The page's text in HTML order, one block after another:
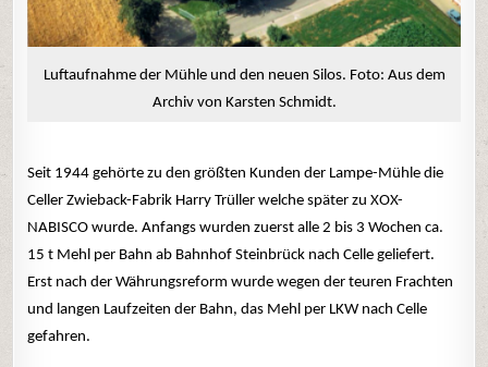
Luftaufnahme der Mühle und den neuen Silos. Foto: Aus dem
Archiv von Karsten Schmidt.
Seit 1944 gehörte zu den größten Kunden der Lampe-Mühle die
Celler Zwieback-Fabrik Harry Trüller welche später zu XOX-
NABISCO wurde. Anfangs wurden zuerst alle 2 bis 3 Wochen ca.
15 t Mehl per Bahn ab Bahnhof Steinbrück nach Celle geliefert.
Erst nach der Währungsreform wurde wegen der teuren Frachten
und langen Laufzeiten der Bahn, das Mehl per LKW nach Celle
gefahren.